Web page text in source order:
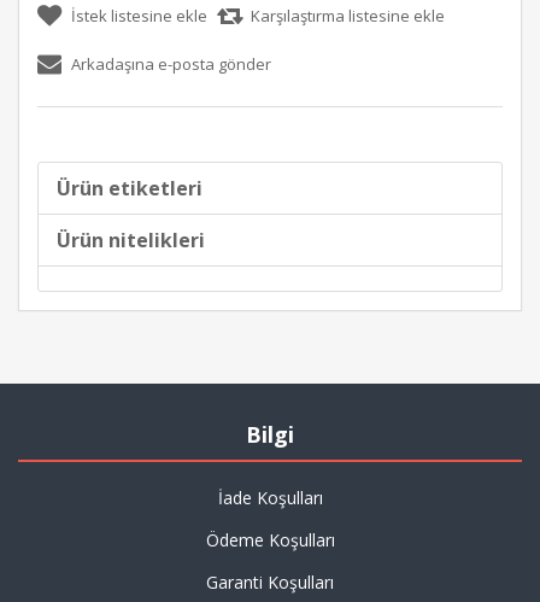
İstek listesine ekle Karşılaştırma listesine ekle
Arkadaşına e-posta gönder
Ürün etiketleri
Ürün nitelikleri
Bilgi
İade Koşulları
Ödeme Koşulları
Garanti Koşulları